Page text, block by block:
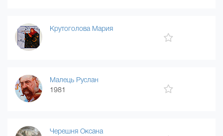
Крутоголова Мария
Малець Руслан
1981
Черешня Оксана